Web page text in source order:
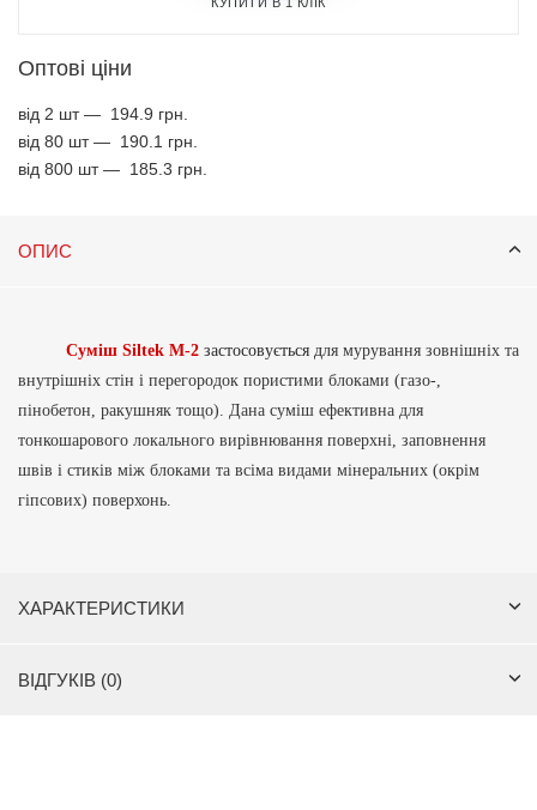
Оптові ціни
від 2 шт — 194.9 грн.
від 80 шт — 190.1 грн.
від 800 шт — 185.3 грн.
ОПИС
Суміш Siltek М-2 застосовується для мурування зовнішніх та
внутрішніх стін і перегородок пористими блоками (газо-,
пінобетон, ракушняк тощо). Дана суміш ефективна для
тонкошарового локального вирівнювання поверхні, заповнення
швів і стиків між блоками та всіма видами мінеральних (окрім
гіпсових) поверхонь.
ХАРАКТЕРИСТИКИ
ВІДГУКІВ (0)